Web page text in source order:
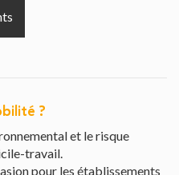
?
et le risque
travail.
pour les établissements